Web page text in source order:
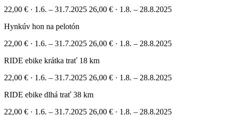
22,00 € · 1.6. – 31.7.2025 26,00 € · 1.8. – 28.8.2025
Hynkúv hon na pelotón
22,00 € · 1.6. – 31.7.2025 26,00 € · 1.8. – 28.8.2025
RIDE ebike krátka trať 18 km
22,00 € · 1.6. – 31.7.2025 26,00 € · 1.8. – 28.8.2025
RIDE ebike dlhá trať 38 km
22,00 € · 1.6. – 31.7.2025 26,00 € · 1.8. – 28.8.2025